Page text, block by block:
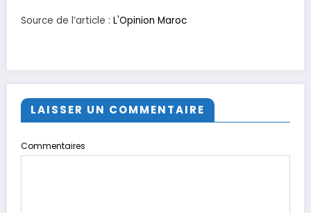
Source de l’article : L'Opinion Maroc
LAISSER UN COMMENTAIRE
Commentaires